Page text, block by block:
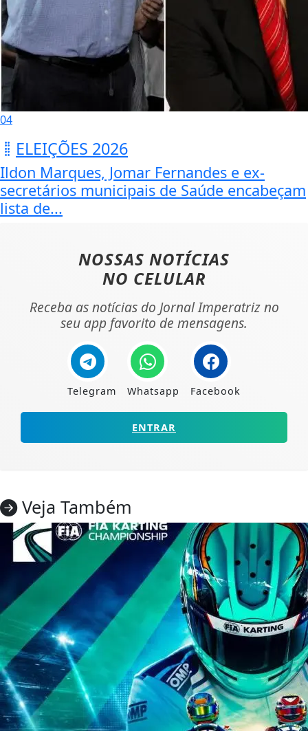
04
ELEIÇÕES 2026
Ildon Marques, Jomar Fernandes e ex-
secretários municipais de Saúde encabeçam
lista de...
NOSSAS NOTÍCIAS
NO CELULAR
Receba as notícias do Jornal Imperatriz no
seu app favorito de mensagens.
Telegram Whatsapp Facebook
ENTRAR
Veja Também